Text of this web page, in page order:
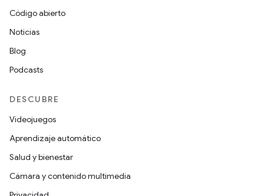
Código abierto
Noticias
Blog
Podcasts
DESCUBRE
Videojuegos
Aprendizaje automático
Salud y bienestar
Cámara y contenido multimedia